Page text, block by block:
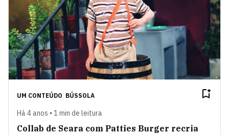
UM CONTEÚDO BÚSSOLA
Há 4 anos • 1 min de leitura
Collab de Seara com Patties Burger recria